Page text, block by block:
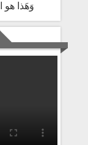
وَهَذا هو